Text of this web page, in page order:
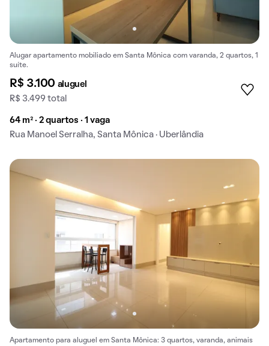
Alugar apartamento mobiliado em Santa Mônica com varanda, 2 quartos, 1
suíte.
R$ 3.100 aluguel
R$ 3.499 total
64 m² · 2 quartos · 1 vaga
Rua Manoel Serralha, Santa Mônica · Uberlândia
Apartamento para aluguel em Santa Mônica: 3 quartos, varanda, animais